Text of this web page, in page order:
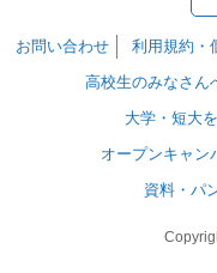
お問い合わせ 利用規約・
高校生のみなさん
大学・短大
オープンキャン
資料・パ